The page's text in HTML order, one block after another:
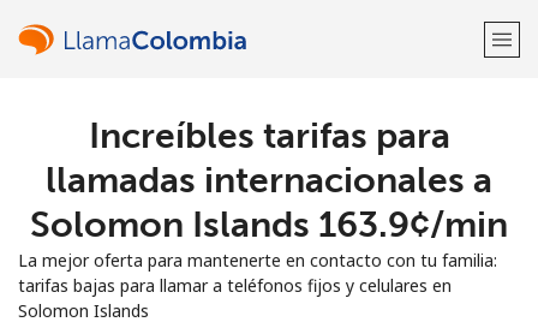
¡Bienvenido!
Regístrate con
Increíbles tarifas para
llamadas internacionales a
Solomon Islands ⁦163.9¢⁩/min
La mejor oferta para mantenerte en contacto con tu familia:
tarifas bajas para llamar a teléfonos fijos y celulares en
Solomon Islands